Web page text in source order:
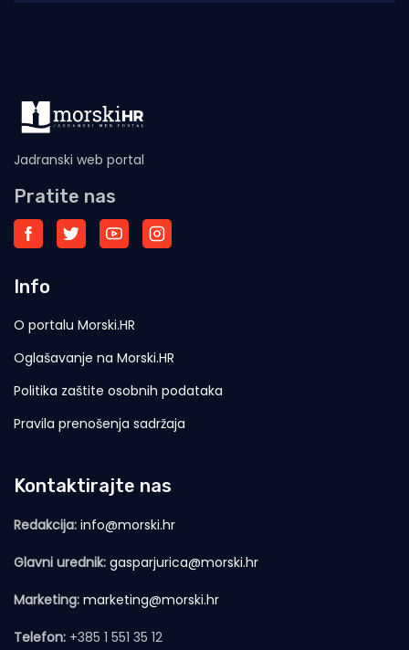
Jadranski web portal
Pratite nas
Info
O portalu Morski.HR
Oglašavanje na Morski.HR
Politika zaštite osobnih podataka
Pravila prenošenja sadržaja
Kontaktirajte nas
Redakcija: info@morski.hr
Glavni urednik: gasparjurica@morski.hr
Marketing: marketing@morski.hr
Telefon: +385 1 551 35 12